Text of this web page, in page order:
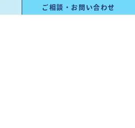
ご相談・お問い合わせ